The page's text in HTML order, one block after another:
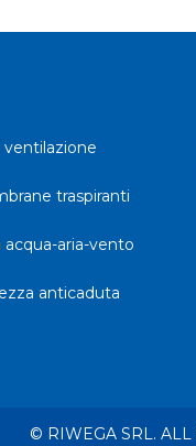
traspiranti
aria-vento
anticaduta
© RIWEGA SRL. ALL